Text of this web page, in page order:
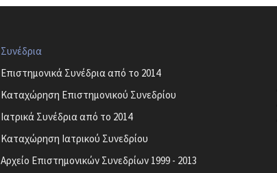
Συνέδρια
Επιστημονικά Συνέδρια από το 2014
Καταχώρηση Επιστημονικού Συνεδρίου
Ιατρικά Συνέδρια από το 2014
Καταχώρηση Ιατρικού Συνεδρίου
Αρχείο Επιστημονικών Συνεδρίων 1999 - 2013